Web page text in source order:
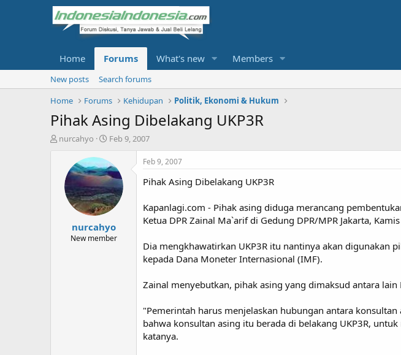
Home Forums What's new Members
New posts
Search forums
Home
Forums Kehidupan Politik, Ekonomi & Hukum
Pihak Asing Dibelakang UKP3R
T
nurcahyo
S
a
r
t
d
a
t
e
Feb 9, 2007
nurcahyo
New member
Feb 9, 2007
Pihak Asing Dibelakang UKP3R
Kapanlagi.com - Pihak asing diduga merancang
Ketua DPR Zainal Ma`arif di Gedung DPR/MPR Jakarta,
Dia mengkhawatirkan UKP3R itu nantinya akan digunakan
kepada Dana Moneter Internasional (IMF).
Zainal menyebutkan, pihak asing yang dimaksud antara
"Pemerintah harus menjelaskan hubungan antara
bahwa konsultan asing itu berada di belakang UKP3R,
katanya.